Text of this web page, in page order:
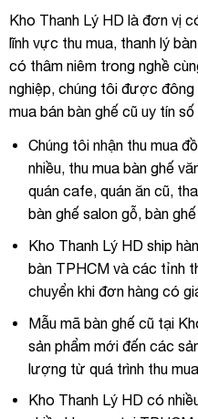
Kho Thanh Lý HD là đơn vị
lĩnh vực thu mua, thanh lý
có thâm niêm trong nghề
nghiệp, chúng tôi được đông
mua bán bàn ghế cũ uy tín
Chúng tôi nhận thu mua
nhiều, thu mua bàn ghế
quán cafe, quán ăn cũ,
bàn ghế salon gỗ, bàn
Kho Thanh Lý HD ship
bàn TPHCM và các tỉnh
chuyển khi đơn hàng có
Mẫu mã bàn ghế cũ tại
sản phẩm mới đến các
lượng từ quá trình thu
Kho Thanh Lý HD có